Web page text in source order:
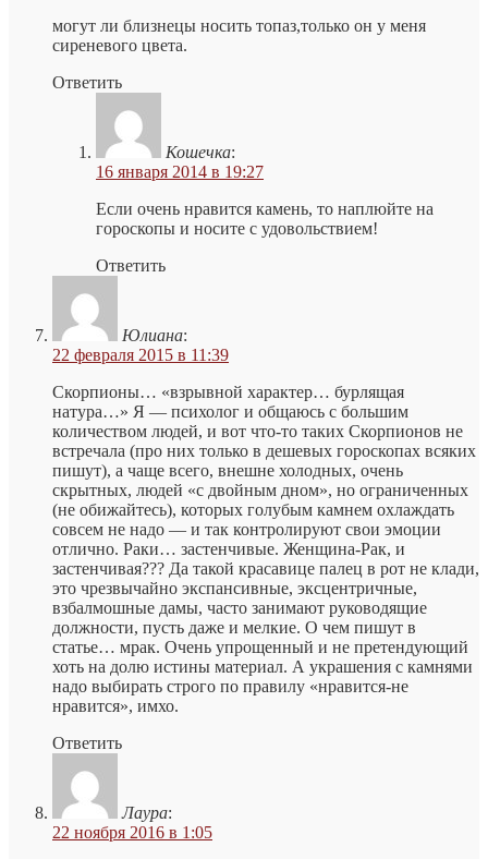
могут ли близнецы носить топаз,только он у меня
сиреневого цвета.
Ответить
Кошечка:
16 января 2014 в 19:27
Если очень нравится камень, то наплюйте на
гороскопы и носите с удовольствием!
Ответить
Юлиана:
22 февраля 2015 в 11:39
Скорпионы… «взрывной характер… бурлящая
натура…» Я — психолог и общаюсь с большим
количеством людей, и вот что-то таких Скорпионов не
встречала (про них только в дешевых гороскопах всяких
пишут), а чаще всего, внешне холодных, очень
скрытных, людей «с двойным дном», но ограниченных
(не обижайтесь), которых голубым камнем охлаждать
совсем не надо — и так контролируют свои эмоции
отлично. Раки… застенчивые. Женщина-Рак, и
застенчивая??? Да такой красавице палец в рот не клади,
это чрезвычайно экспансивные, эксцентричные,
взбалмошные дамы, часто занимают руководящие
должности, пусть даже и мелкие. О чем пишут в
статье… мрак. Очень упрощенный и не претендующий
хоть на долю истины материал. А украшения с камнями
надо выбирать строго по правилу «нравится-не
нравится», имхо.
Ответить
Лаура:
22 ноября 2016 в 1:05